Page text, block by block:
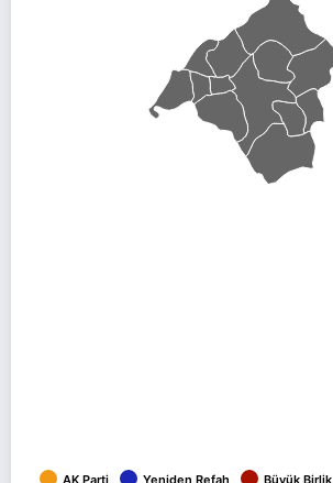
AK Parti Yeniden Refah Büyük Birlik